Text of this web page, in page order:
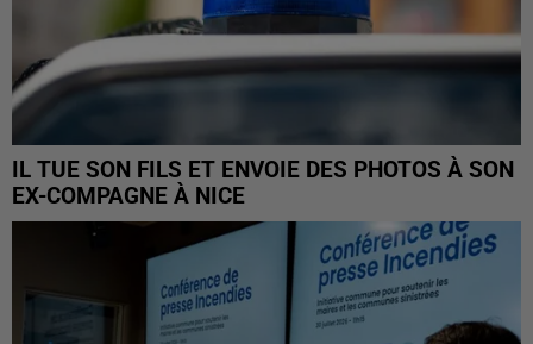
IL TUE SON FILS ET ENVOIE DES PHOTOS À SON
EX-COMPAGNE À NICE